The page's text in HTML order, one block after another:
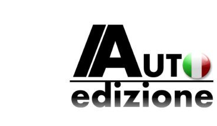
Auto
Edizione